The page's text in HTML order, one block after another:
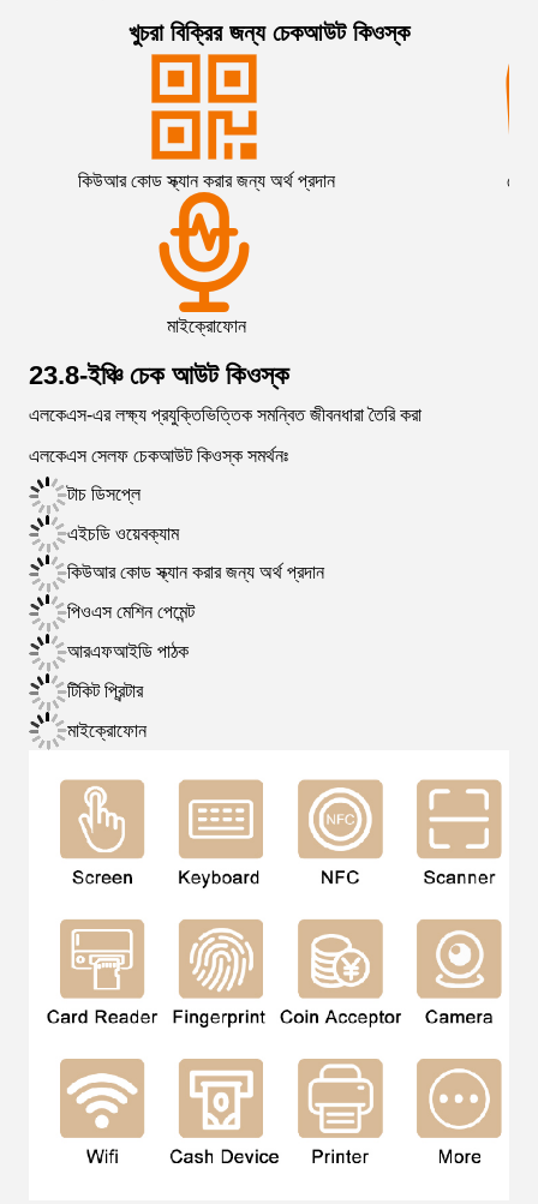
খুচরা বিক্রির জন্য চেকআউট কিওস্ক
কিউআর কোড স্ক্যান করার জন্য অর্থ প্রদান
মাইক্রোফোন
23.8-ইঞ্চি চেক আউট কিওস্ক
এলকেএস-এর লক্ষ্য প্রযুক্তিভিত্তিক সমন্বিত জীবনধারা তৈরি করা
এলকেএস সেলফ চেকআউট কিওস্ক সমর্থনঃ
টাচ ডিসপ্লে
এইচডি ওয়েবক্যাম
কিউআর কোড স্ক্যান করার জন্য অর্থ প্রদান
পিওএস মেশিন পেমেন্ট
আরএফআইডি পাঠক
টিকিট প্রিন্টার
মাইক্রোফোন